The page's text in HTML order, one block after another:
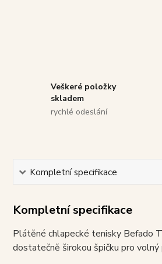
Veškeré položky
skladem
rychlé odeslání
Kompletní specifikace
Kompletní specifikace
Plátěné chlapecké tenisky Befado
dostatečně širokou špičku pro volný